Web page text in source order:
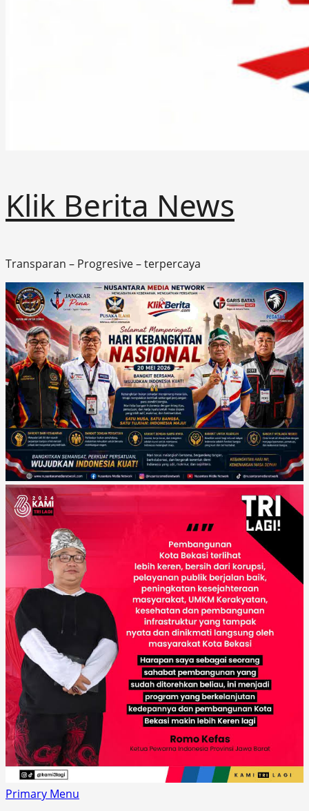
Klik Berita News
Transparan – Progresive – terpercaya
Primary Menu